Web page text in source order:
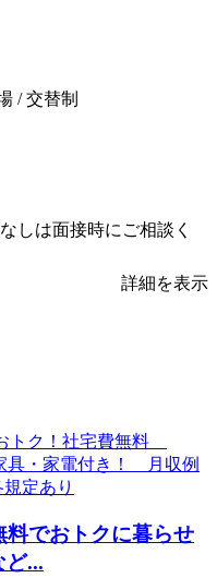
/ 交替制
しは面接時にご相談く
詳細を表示
料でおトクに暮らせ
...